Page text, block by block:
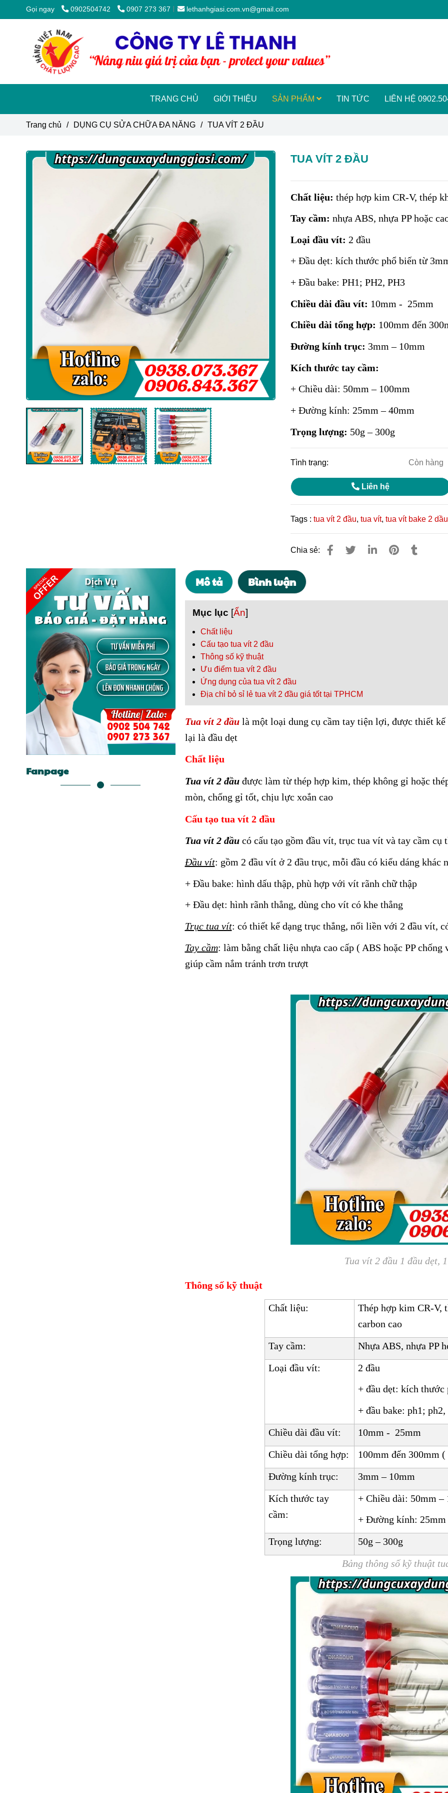
Gọi ngay 0902504742 0907 273 367 lethanhgiasi.com.vn@gmail.com
TRANG CHỦ GIỚI THIỆU SẢN PHẨM TIN TỨC LIÊN HỆ
Trang chủ / DỤNG CỤ SỬA CHỮA ĐA NĂNG / TUA VÍT 2 ĐẦU
TUA VÍT 2 ĐẦU
Chất liệu:thép hợp kim CR-V, thép
Tay cầm: nhựa ABS, nhựa PP hoặc
Loại đầu vít: 2 đầu
+ Đầu dẹt: kích thước phổ biến từ
+ Đầu bake: PH1; PH2, PH3
Chiều dài đầu vít: 10mm - 25mm
Chiều dài tổng hợp: 100mm đến
Đường kính trục: 3mm – 10mm
Kích thước tay cầm:
+ Chiều dài: 50mm – 100mm
+ Đường kính: 25mm – 40mm
Trọng lượng: 50g – 300g
Tình trạng: Còn hàng
Liên hệ
Tags : tua vít 2 đầu,tua vít,tua vít bake 2 dầu
Chia sẻ:
Mô tả Bình luận
Mục lục [Ẩn]
Chất liệu
Cấu tạo tua vít 2 đầu
Thông số kỹ thuật
Ưu điểm tua vít 2 đầu
Ứng dụng của tua vít 2 đầu
Địa chỉ bỏ sỉ lẻ tua vít 2 đầu giá tốt tại TPHCM
Tua vít 2 đầulà một loại dung cụ cầm tay tiện lợi, được thiết kế
lại là đầu dẹt
Chất liệu
Tua vít 2 đầuđược làm từ thép hợp kim, thép không gỉ hoặc
mòn, chống gỉ tốt, chịu lực xoắn cao
Cấu tạo tua vít 2 đầu
Tua vít 2 đầu có cấu tạo gồm đầu vít, trục tua vít và tay cầm cụ
Đầu vít: gồm 2 đầu vít ở 2 đầu trục, mỗi đầu có kiểu dáng khác
+ Đầu bake: hình dấu thập, phù hợp với vít rãnh chữ thập
+ Đầu dẹt: hình rãnh thẳng, dùng cho vít có khe thẳng
Trục tua vít: có thiết kế dạng trục thẳng, nối liền với 2 đầu vít,
Tay cầm: làm bằng chất liệu nhựa cao cấp ( ABS hoặc PP
giúp cầm nắm tránh trơn trượt
Tua vít 2 đầu 1 đầu dẹt,
Thông số kỹ thuật
Chất liệu:
Thép hợp kim CR-V,
carbon cao
Tay cầm:
Nhựa ABS, nhựa PP
Loại đầu vít:
2 đầu
+ đầu dẹt: kích
+ đầu bake: ph1; ph2,
Chiều dài đầu vít:
10mm - 25mm
Chiều dài tổng hợp:
100mm đến 300mm
Đường kính trục:
3mm – 10mm
Kích thước tay
cầm:
+ Chiều dài: 50mm –
+ Đường kính: 25mm
Trọng lượng:
50g – 300g
Bảng thông số kỹ thuật
Fanpage